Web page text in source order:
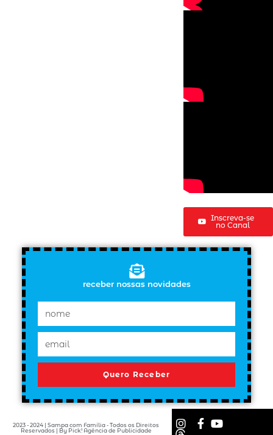
Inscreva-se
no Canal
receber nossas novidades
Quero Receber
2023 - 2024 | Sampa com Família - Todos os Direitos
Reservados | By Pick! Agência de Publicidade